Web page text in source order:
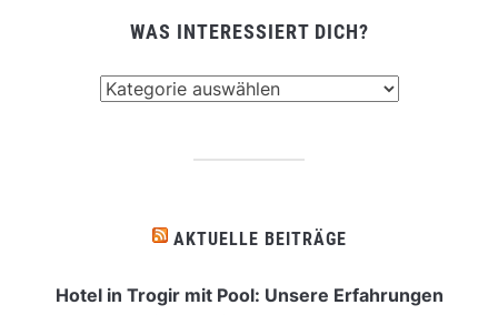
WAS INTERESSIERT DICH?
AKTUELLE BEITRÄGE
Hotel in Trogir mit Pool: Unsere Erfahrungen